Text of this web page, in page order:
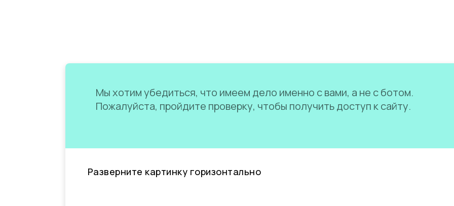
Мы хотим убедиться, что имеем дело именно с вами, а не с ботом.
Пожалуйста, пройдите проверку, чтобы получить доступ к сайту.
Разверните картинку горизонтально